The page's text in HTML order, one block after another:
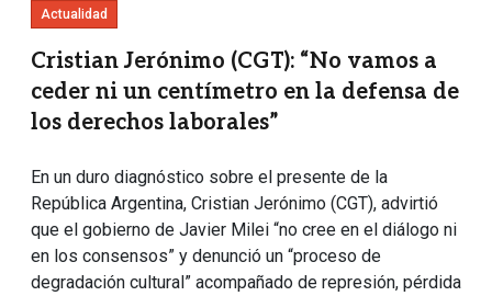
Actualidad
Cristian Jerónimo (CGT): “No vamos a
ceder ni un centímetro en la defensa de
los derechos laborales”
En un duro diagnóstico sobre el presente de la
República Argentina, Cristian Jerónimo (CGT), advirtió
que el gobierno de Javier Milei “no cree en el diálogo ni
en los consensos” y denunció un “proceso de
degradación cultural” acompañado de represión, pérdida